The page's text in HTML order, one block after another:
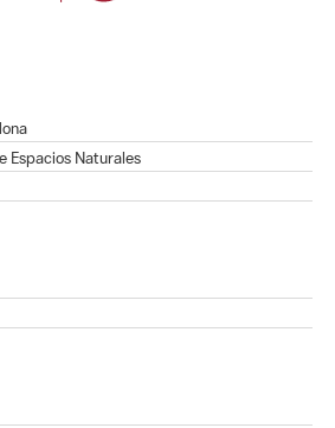
Espacios Naturales